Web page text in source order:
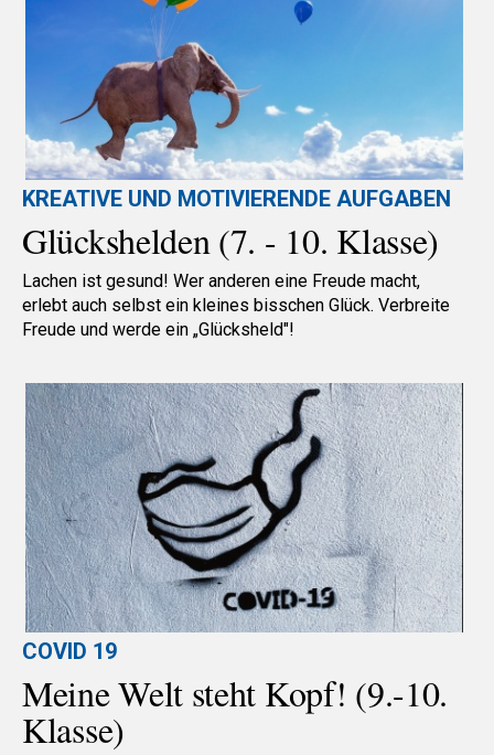
KREATIVE UND MOTIVIERENDE AUFGABEN
Glückshelden (7. - 10. Klasse)
Lachen ist gesund! Wer anderen eine Freude macht,
erlebt auch selbst ein kleines bisschen Glück. Verbreite
Freude und werde ein „Glücksheld"!
COVID 19
Meine Welt steht Kopf! (9.-10.
Klasse)